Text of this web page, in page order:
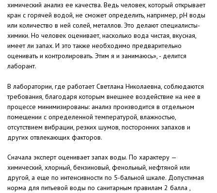
химический анализ ее качества. Ведь человек, который открывает
кран с горячей водой, не сможет определить, например, рН воды
или количество в ней солей, металлов. Это делают специалисты-
химики. Но человек оценивает, насколько вода чистая, вкусная,
имеет ли запах. И это также необходимо предварительно
оценивать и контролировать. Этим я и занимаюсь», - делится
лаборант.
В лаборатории, где работает Светлана Николаевна, соблюдаются
требования, благодаря которым внешнее воздействие на нее в
процессе минимизированы: анализ производится в отдельном
помещении с определенной температурой, влажностью,
отсутствием вибрации, резких шумов, посторонних запахов и
других отвлекающих факторов.
Сначала эксперт оценивает запах воды. По характеру —
химический, хлорный, бензиновый, фенольный, нефтяной или
другой, а еще по интенсивности по 5-бальной шкале. Допустимая
норма для питьевой воды по санитарным правилам 2 балла ,